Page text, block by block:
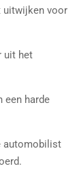
uitwijken voor
uit het
een harde
automobilist